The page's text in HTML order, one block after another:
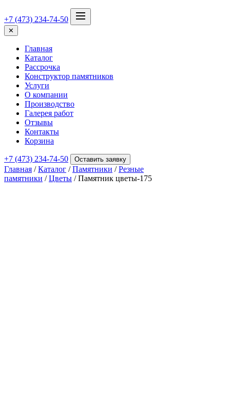
+7 (473) 234-74-50
✕
Главная
Каталог
Рассрочка
Конструктор памятников
Услуги
О компании
Производство
Галерея работ
Отзывы
Контакты
Корзина
+7 (473) 234-74-50 Оставить заявку
Главная /Каталог /Памятники /Резные
памятники /Цветы / Памятник цветы-175